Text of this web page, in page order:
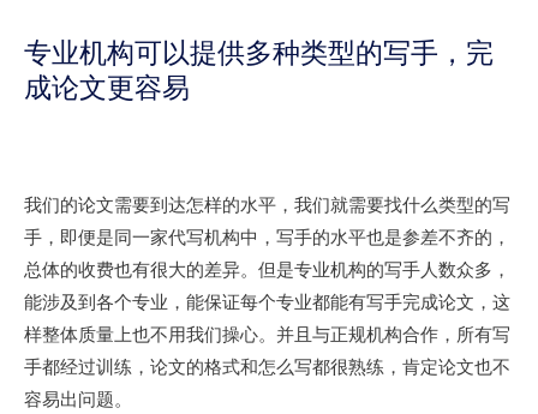
专业机构可以提供多种类型的写手，完
成论文更容易
我们的论文需要到达怎样的水平，我们就需要找什么类型的写
手，即便是同一家代写机构中，写手的水平也是参差不齐的，
总体的收费也有很大的差异。但是专业机构的写手人数众多，
能涉及到各个专业，能保证每个专业都能有写手完成论文，这
样整体质量上也不用我们操心。并且与正规机构合作，所有写
手都经过训练，论文的格式和怎么写都很熟练，肯定论文也不
容易出问题。